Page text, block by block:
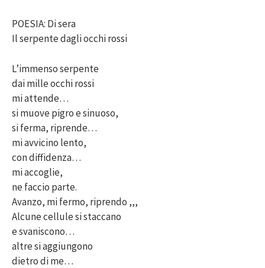
POESIA: Di sera
Il serpente dagli occhi rossi
L’immenso serpente
dai mille occhi rossi
mi attende…
si muove pigro e sinuoso,
si ferma, riprende…
mi avvicino lento,
con diffidenza…
mi accoglie,
ne faccio parte.
Avanzo, mi fermo, riprendo ,,,
Alcune cellule si staccano
e svaniscono…
altre si aggiungono
dietro di me…